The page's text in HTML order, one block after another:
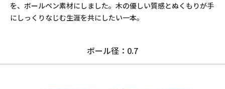
を、ボールペン素材にしました。木の優しい質感とぬくもりが手
にしっくりなじむ生涯を共にしたい一本。
ボール径：0.7